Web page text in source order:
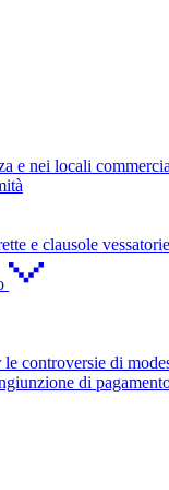
e nei locali
e clausole vessatorie
controversie di
di